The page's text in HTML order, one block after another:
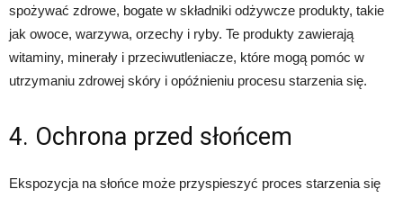
spożywać zdrowe, bogate w składniki odżywcze produkty, takie
jak owoce, warzywa, orzechy i ryby. Te produkty zawierają
witaminy, minerały i przeciwutleniacze, które mogą pomóc w
utrzymaniu zdrowej skóry i opóźnieniu procesu starzenia się.
4. Ochrona przed słońcem
Ekspozycja na słońce może przyspieszyć proces starzenia się